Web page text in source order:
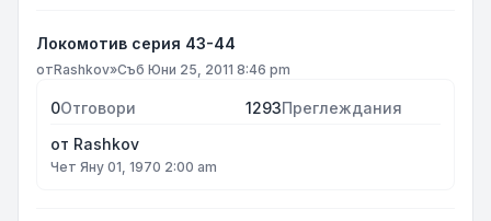
Локомотив серия 43-44
отRashkov»Съб Юни 25, 2011 8:46 pm
0Отговори 1293Преглеждания
от Rashkov
Чет Яну 01, 1970 2:00 am